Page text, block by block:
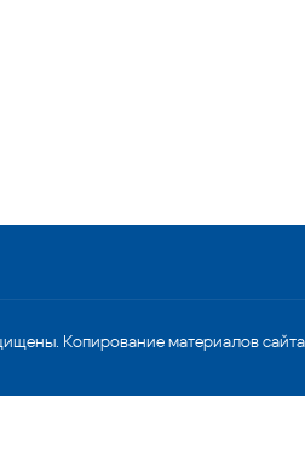
Копирование материалов